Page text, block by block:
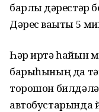
барлыҡ дәрестәр
Дәрес ваҡыты 5
Һәр иртә һайын
барыһының да
торошон
автобустарында